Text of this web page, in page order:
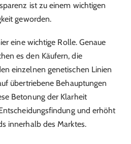
ist zu einem wichtigen
geworden.
eine wichtige Rolle. Genaue
es den Käufern, die
einzelnen genetischen Linien
übertriebene Behauptungen
Betonung der Klarheit
und erhöht
innerhalb des Marktes.